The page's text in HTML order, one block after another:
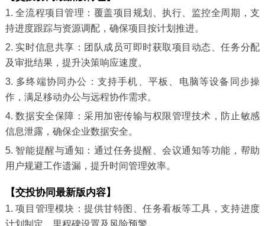
1. 全流程项目管理：覆盖项目规划、执行、监控全周期，支
持进度跟踪与资源调配，确保项目按计划推进。
2. 实时信息共享：团队成员可即时获取项目动态、任务分配
及审批结果，提升决策响应速度。
3. 多终端协同办公：支持手机、平板、电脑等设备同步操
作，满足移动办公与远程协作需求。
4. 数据安全保障：采用加密传输与权限管理技术，防止敏感
信息泄露，确保企业数据安全。
5. 智能提醒与通知：通过任务提醒、会议通知等功能，帮助
用户规避工作遗漏，提升时间管理效率。
【交投协同最新版内容】
1. 项目管理模块：提供甘特图、任务看板等工具，支持进度